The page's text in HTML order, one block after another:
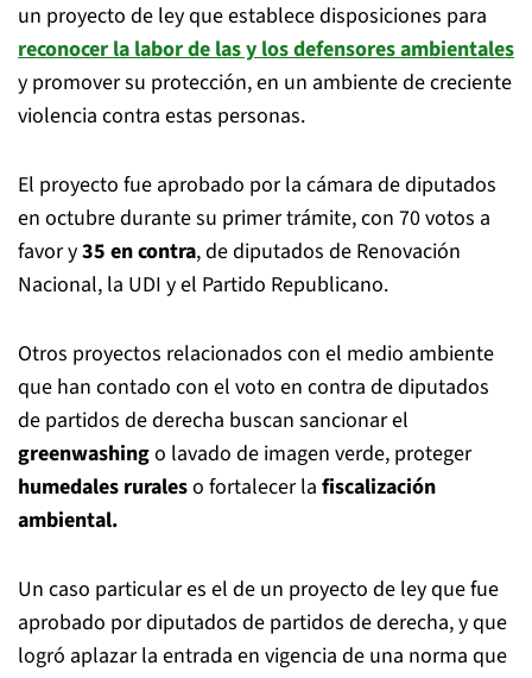
un proyecto de ley que establece disposiciones para
reconocer la labor de las y losdefensores ambientales
y promover su protección, en un ambiente de creciente
violencia contra estas personas.
El proyecto fue aprobado por la cámara de diputados
en octubre durante su primer trámite, con 70 votos a
favor y35 en contra, de diputados de Renovación
Nacional, la UDI y el Partido Republicano.
Otros proyectos relacionados con el medio ambiente
que han contado con el voto en contra de diputados
de partidos de derecha buscan sancionar el
greenwashingo lavado de imagen verde, proteger
humedales ruraleso fortalecer la fiscalización
ambiental.
Un caso particular es el de un proyecto de ley que fue
aprobado por diputados de partidos de derecha, y que
logró aplazar la entrada en vigencia de una norma que